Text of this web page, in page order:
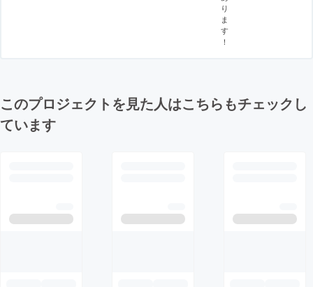
り
ま
す
！
このプロジェクトを見た人はこちらもチェックし
ています